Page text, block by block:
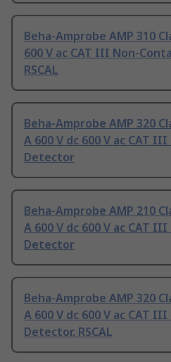
Beha-Amprobe AMP 310
600 V ac CAT III Non-
RSCAL
Beha-Amprobe AMP 320
A 600 V dc 600 V ac CAT
Detector
Beha-Amprobe AMP 210
A 600 V dc 600 V ac CAT
Detector
Beha-Amprobe AMP 320
A 600 V dc 600 V ac CAT
Detector, RSCAL